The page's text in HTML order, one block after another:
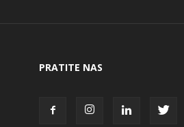
PRATITE NAS